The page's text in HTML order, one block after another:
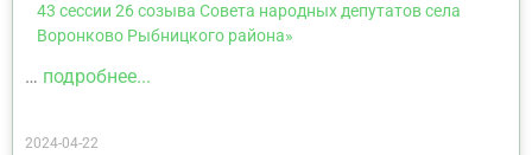
43 сессии 26 созыва Совета народных депутатов села
Воронково Рыбницкого района»
… подробнее...
2024-04-22